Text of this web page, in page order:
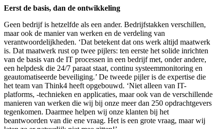
Eerst de basis, dan de ontwikkeling
Geen bedrijf is hetzelfde als een ander. Bedrijfstakken verschillen,
maar ook de manier van werken en de verdeling van
verantwoordelijkheden. ‘Dat betekent dat ons werk altijd maatwerk
is. Dat maatwerk rust op twee pijlers: ten eerste het solide inrichten
van de basis van de IT processen in een bedrijf met, onder andere,
een helpdesk die 24/7 paraat staat, continu systeemmonitoring en
geautomatiseerde beveiliging.’ De tweede pijler is de expertise die
het team van Think4 heeft opgebouwd. ‘Niet alleen van IT-
platforms, -technieken en applicaties, maar ook van de verschillende
manieren van werken die wij bij onze meer dan 250 opdrachtgevers
tegenkomen. Daarmee helpen wij onze klanten bij het
beantwoorden van die ene vraag. Het is een grote vraag, maar wij